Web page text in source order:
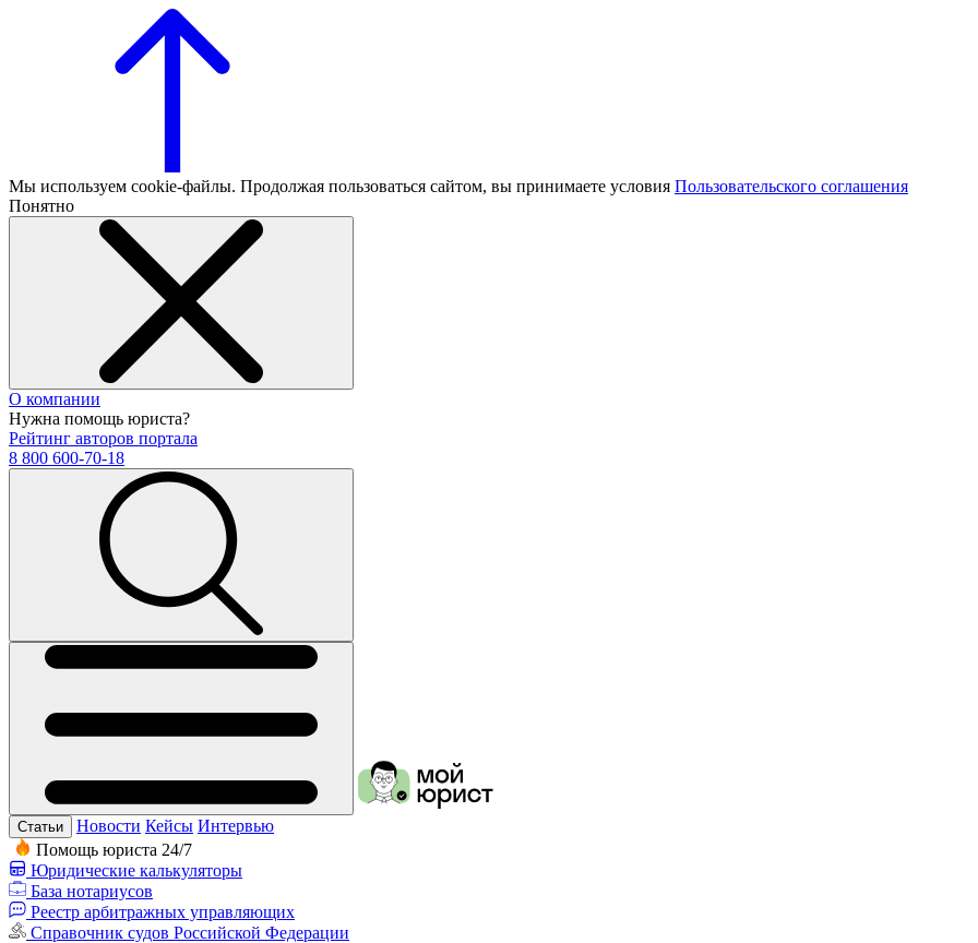
Мы используем cookie-файлы. Продолжая пользоваться сайтом, вы принимаете условия Пользовательского соглашения
Понятно
О компании
Нужна помощь юриста?
Рейтинг авторов портала
8 800 600-70-18
Статьи Новости Кейсы Интервью
Помощь юриста 24/7
Юридические калькуляторы
База нотариусов
Реестр арбитражных управляющих
Справочник судов Российской Федерации